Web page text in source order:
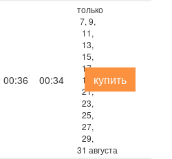
00:36 00:34
только
7, 9,
11,
13,
15,
17,
19,
21,
23,
25,
27,
29,
31 августа
купить